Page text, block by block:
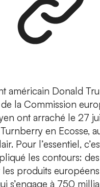
américain Donald
la Commission
ont arraché le 27
en Ecosse,
Pour l’essentiel,
les contours:
les produits
s’engage à 750